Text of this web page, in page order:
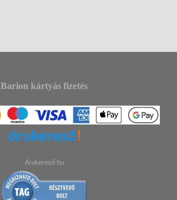
Barion kártyás fizetés
Árukereső.hu